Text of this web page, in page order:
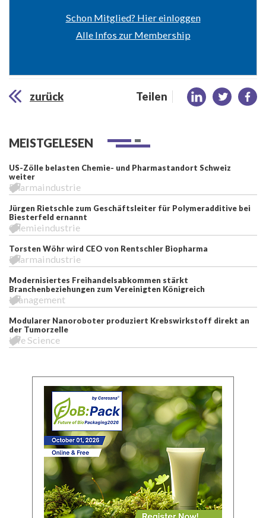
Schon Mitglied? Hier einloggen
Alle Infos zur Membership
zurück Teilen
MEISTGELESEN
US-Zölle belasten Chemie- und Pharmastandort Schweiz
weiter
Pharmaindustrie
Jürgen Rietschle zum Geschäftsleiter für Polymeradditive bei
Biesterfeld ernannt
Chemieindustrie
Torsten Wöhr wird CEO von Rentschler Biopharma
Pharmaindustrie
Modernisiertes Freihandelsabkommen stärkt
Branchenbeziehungen zum Vereinigten Königreich
Management
Modularer Nanoroboter produziert Krebswirkstoff direkt an
der Tumorzelle
Life Science